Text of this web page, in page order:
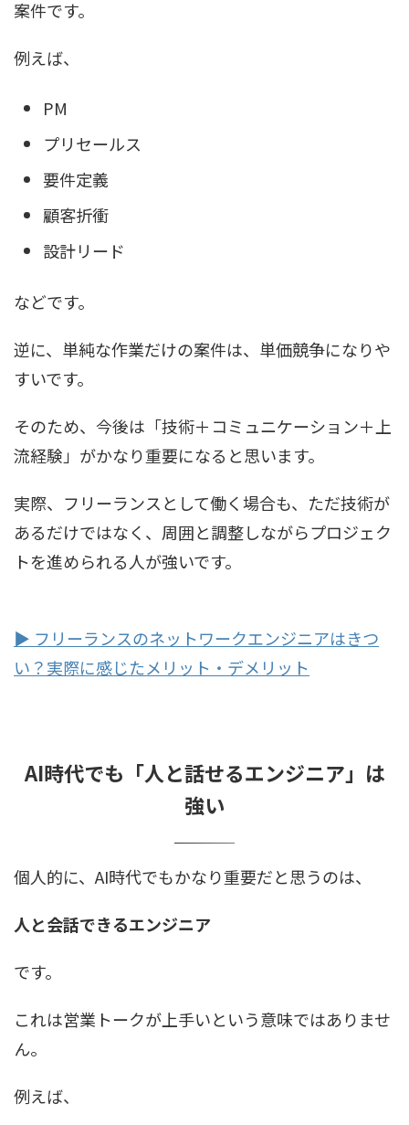
案件です。
例えば、
PM
プリセールス
要件定義
顧客折衝
設計リード
などです。
逆に、単純な作業だけの案件は、単価競争になりや
すいです。
そのため、今後は「技術＋コミュニケーション＋上
流経験」がかなり重要になると思います。
実際、フリーランスとして働く場合も、ただ技術が
あるだけではなく、周囲と調整しながらプロジェク
トを進められる人が強いです。
▶ フリーランスのネットワークエンジニアはきつ
い？実際に感じたメリット・デメリット
AI時代でも「人と話せるエンジニア」は
強い
個人的に、AI時代でもかなり重要だと思うのは、
人と会話できるエンジニア
です。
これは営業トークが上手いという意味ではありませ
ん。
例えば、